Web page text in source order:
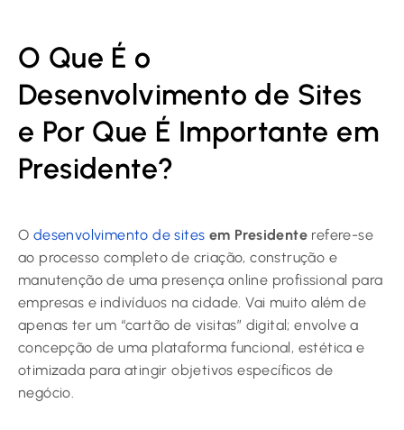
O Que É o
Desenvolvimento de Sites
e Por Que É Importante em
Presidente?
O desenvolvimento de sites em Presidente refere-se
ao processo completo de criação, construção e
manutenção de uma presença online profissional para
empresas e indivíduos na cidade. Vai muito além de
apenas ter um “cartão de visitas” digital; envolve a
concepção de uma plataforma funcional, estética e
otimizada para atingir objetivos específicos de
negócio.